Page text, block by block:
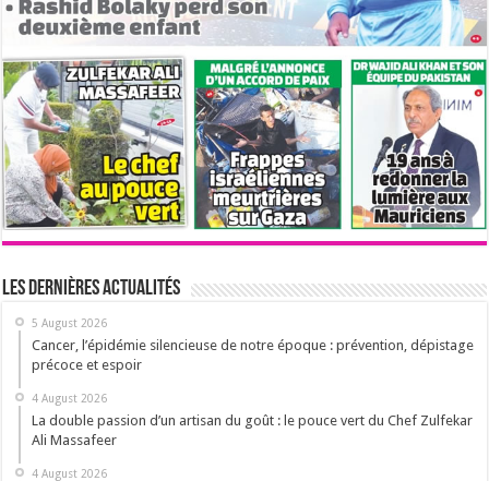
Les dernières actualités
5 August 2026
Cancer, l’épidémie silencieuse de notre époque : prévention, dépistage
précoce et espoir
4 August 2026
La double passion d’un artisan du goût : le pouce vert du Chef Zulfekar
Ali Massafeer
4 August 2026